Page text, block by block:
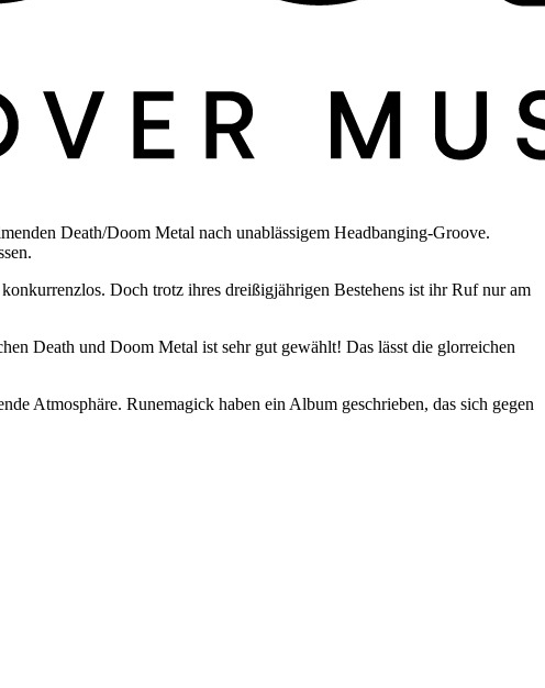
Death/Doom Metal nach unablässigem Headbanging-Groove.
Doch trotz ihres dreißigjährigen Bestehens ist ihr Ruf nur am
Death und Doom Metal ist sehr gut gewählt! Das lässt die glorreichen
Atmosphäre. Runemagick haben ein Album geschrieben, das sich gegen